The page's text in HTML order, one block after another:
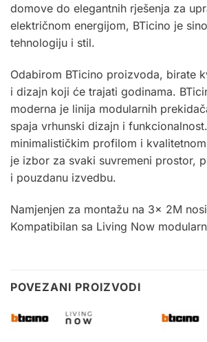
domove do elegantnih rješenja za
električnom energijom, BTicino je
tehnologiju i stil.
Odabirom BTicino proizvoda, birate
i dizajn koji će trajati godinama.
moderna je linija modularnih
spaja vrhunski dizajn i
minimalističkim profilom i
je izbor za svaki suvremeni prostor,
i pouzdanu izvedbu.
Namjenjen za montažu na 3x 2M
Kompatibilan sa Living Now
POVEZANI PROIZVODI